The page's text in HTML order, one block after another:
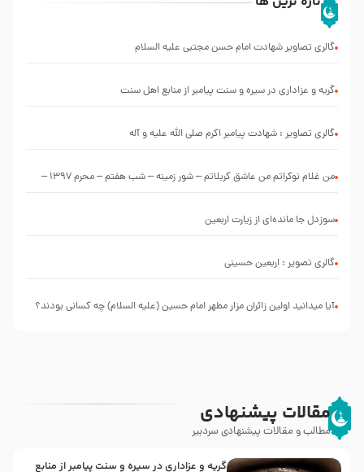
گالری تصاویر شهادت امام حسن مجتبی علیه السلام
گریه و عزاداری در سیره و سنت پیامبر از منابع اهل سنت
گالری تصاویر : شهادت پیامبر اکرم صلی الله علیه و آله
من غلام نوکراتم من عاشق کربلاتم – شور زمینه – شب هفتم – محرم 1397 –
سوزدل جا مانده‌ای از زیارت اربعین
گالری تصویر : اربعین حسینی
آیا میدانید اولین زائران مزار مطهر امام حسین (علیه السلام) چه کسانی بودند؟
مقالات پیشنهادی
مطالب و مقالات پیشنهادی سردبیر
گریه و عزاداری در سیره و سنت پیامبر از منابع